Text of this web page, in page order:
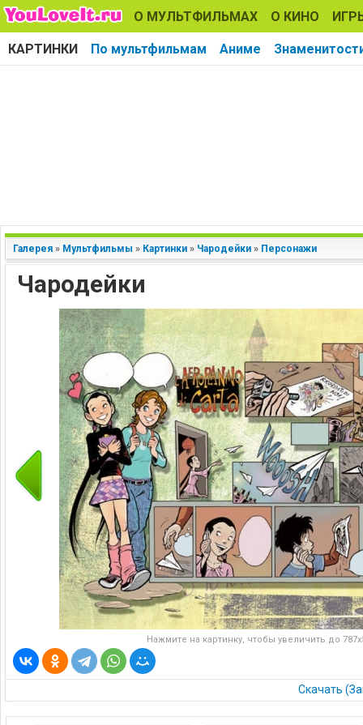
О МУЛЬТФИЛЬМАХ О КИНО
КАРТИНКИ По мультфильмам Аниме
Галерея » Мультфильмы » Картинки » Чародейки » Персонажи
Чародейки
Нажмите на картинку, чтобы увеличить до
Скачать